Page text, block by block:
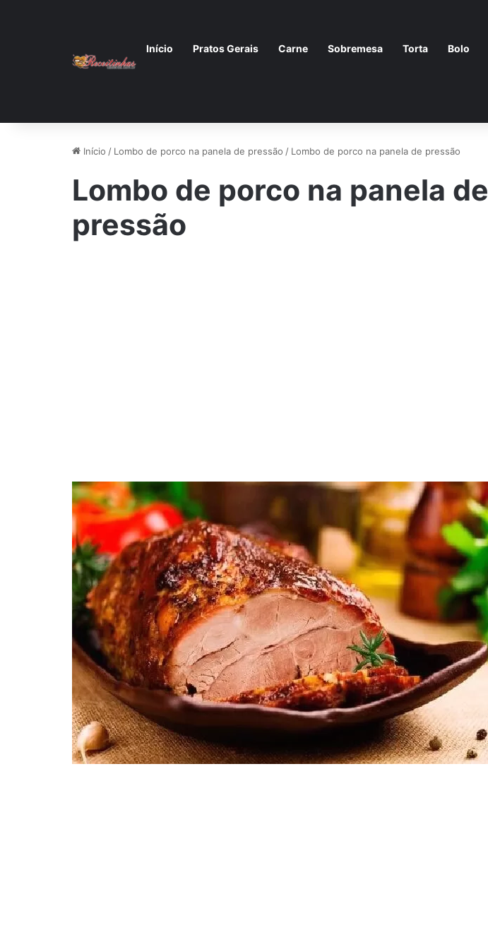
Início Pratos Gerais Carne Sobremesa Torta Bolo
Início / Lombo de porco na panela de pressão / Lombo de porco na panela de pressão
Lombo de porco na panela de
pressão